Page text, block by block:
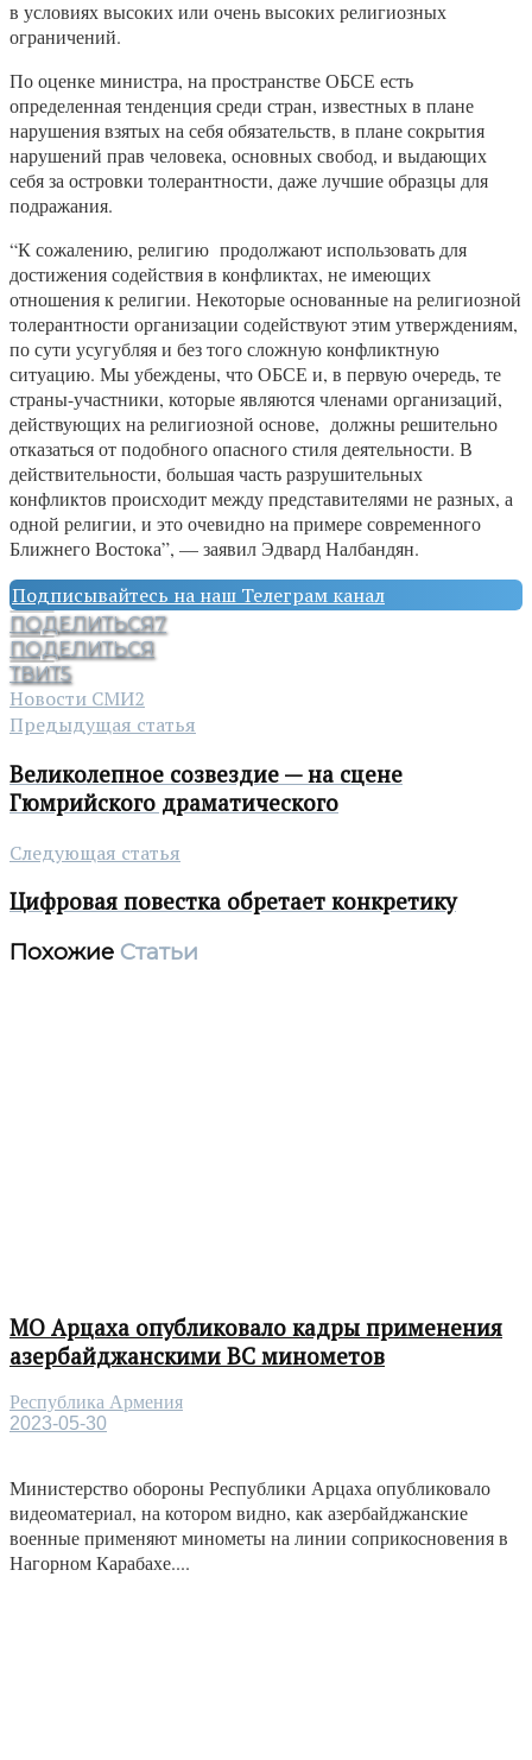
в условиях высоких или очень высоких религиозных
ограничений.
По оценке министра, на пространстве ОБСЕ есть
определенная тенденция среди стран, известных в плане
нарушения взятых на себя обязательств, в плане сокрытия
нарушений прав человека, основных свобод, и выдающих
себя за островки толерантности, даже лучшие образцы для
подражания.
“К сожалению, религию продолжают использовать для
достижения содействия в конфликтах, не имеющих
отношения к религии. Некоторые основанные на религиозной
толерантности организации содействуют этим утверждениям,
по сути усугубляя и без того сложную конфликтную
ситуацию. Мы убеждены, что ОБСЕ и, в первую очередь, те
страны-участники, которые являются членами организаций,
действующих на религиозной основе, должны решительно
отказаться от подобного опасного стиля деятельности. В
действительности, большая часть разрушительных
конфликтов происходит между представителями не разных, а
одной религии, и это очевидно на примере современного
Ближнего Востока”, — заявил Эдвард Налбандян.
Подписывайтесь на наш Телеграм канал
ПОДЕЛИТЬСЯ7
ПОДЕЛИТЬСЯ
ТВИТ5
Новости СМИ2
Предыдущая статья
Великолепное созвездие — на сцене
Гюмрийского драматического
Следующая статья
Цифровая повестка обретает конкретику
Похожие Статьи
МО Арцаха опубликовало кадры применения
азербайджанскими ВС минометов
Республика Армения
2023-05-30
Министерство обороны Республики Арцаха опубликовало
видеоматериал, на котором видно, как азербайджанские
военные применяют минометы на линии соприкосновения в
Нагорном Карабахе....